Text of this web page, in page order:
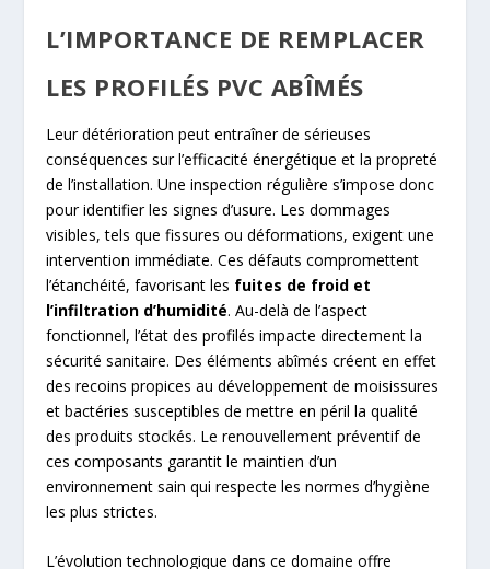
L’IMPORTANCE DE REMPLACER
LES PROFILÉS PVC ABÎMÉS
Leur détérioration peut entraîner de sérieuses
conséquences sur l’efficacité énergétique et la propreté
de l’installation. Une inspection régulière s’impose donc
pour identifier les signes d’usure. Les dommages
visibles, tels que fissures ou déformations, exigent une
intervention immédiate. Ces défauts compromettent
l’étanchéité, favorisant les fuites de froid et
l’infiltration d’humidité. Au-delà de l’aspect
fonctionnel, l’état des profilés impacte directement la
sécurité sanitaire. Des éléments abîmés créent en effet
des recoins propices au développement de moisissures
et bactéries susceptibles de mettre en péril la qualité
des produits stockés. Le renouvellement préventif de
ces composants garantit le maintien d’un
environnement sain qui respecte les normes d’hygiène
les plus strictes.
L’évolution technologique dans ce domaine offre